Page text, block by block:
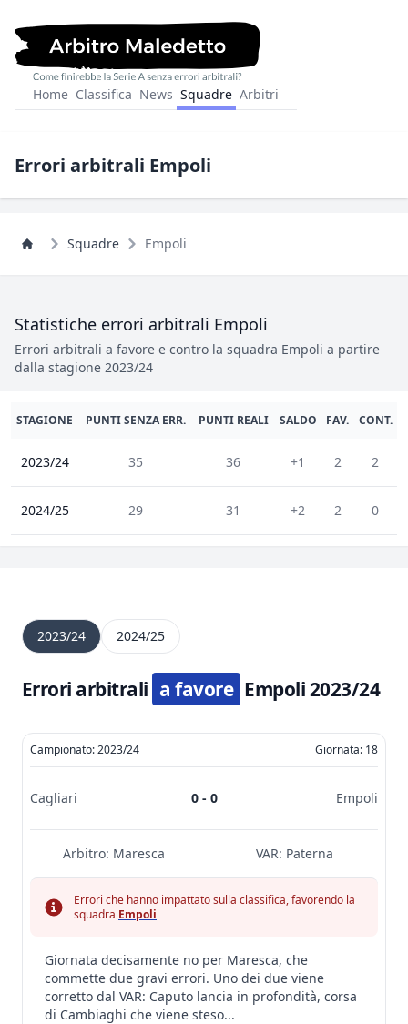
Home Classifica News Squadre Arbitri
Errori arbitrali Empoli
Squadre Empoli
Statistiche errori arbitrali Empoli
Errori arbitrali a favore e contro la squadra Empoli a partire
dalla stagione 2023/24
STAGIONE PUNTI SENZA ERR. PUNTI REALI SALDO FAV. CONT.
2023/24 35 36 +1 2 2
2024/25 29 31 +2 2 0
2023/24 2024/25
Errori arbitrali a favore Empoli 2023/24
Campionato: 2023/24 Giornata: 18
Cagliari 0 - 0 Empoli
Arbitro: Maresca VAR: Paterna
Errori che hanno impattato sulla classifica, favorendo la
squadra Empoli
Giornata decisamente no per Maresca, che
commette due gravi errori. Uno dei due viene
corretto dal VAR: Caputo lancia in profondità, corsa
di Cambiaghi che viene steso...